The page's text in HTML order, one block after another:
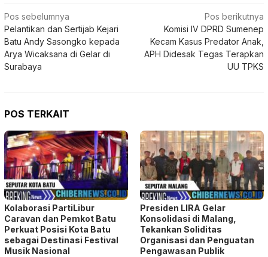
Navigasi
pos
Pos sebelumnya
Pelantikan dan Sertijab Kejari
Batu Andy Sasongko kepada
Arya Wicaksana di Gelar di
Surabaya
Pos berikutnya
Komisi IV DPRD Sumenep
Kecam Kasus Predator Anak,
APH Didesak Tegas Terapkan
UU TPKS
POS TERKAIT
Kolaborasi PartiLibur
Caravan dan Pemkot Batu
Perkuat Posisi Kota Batu
sebagai Destinasi Festival
Musik Nasional
Presiden LIRA Gelar
Konsolidasi di Malang,
Tekankan Soliditas
Organisasi dan Penguatan
Pengawasan Publik